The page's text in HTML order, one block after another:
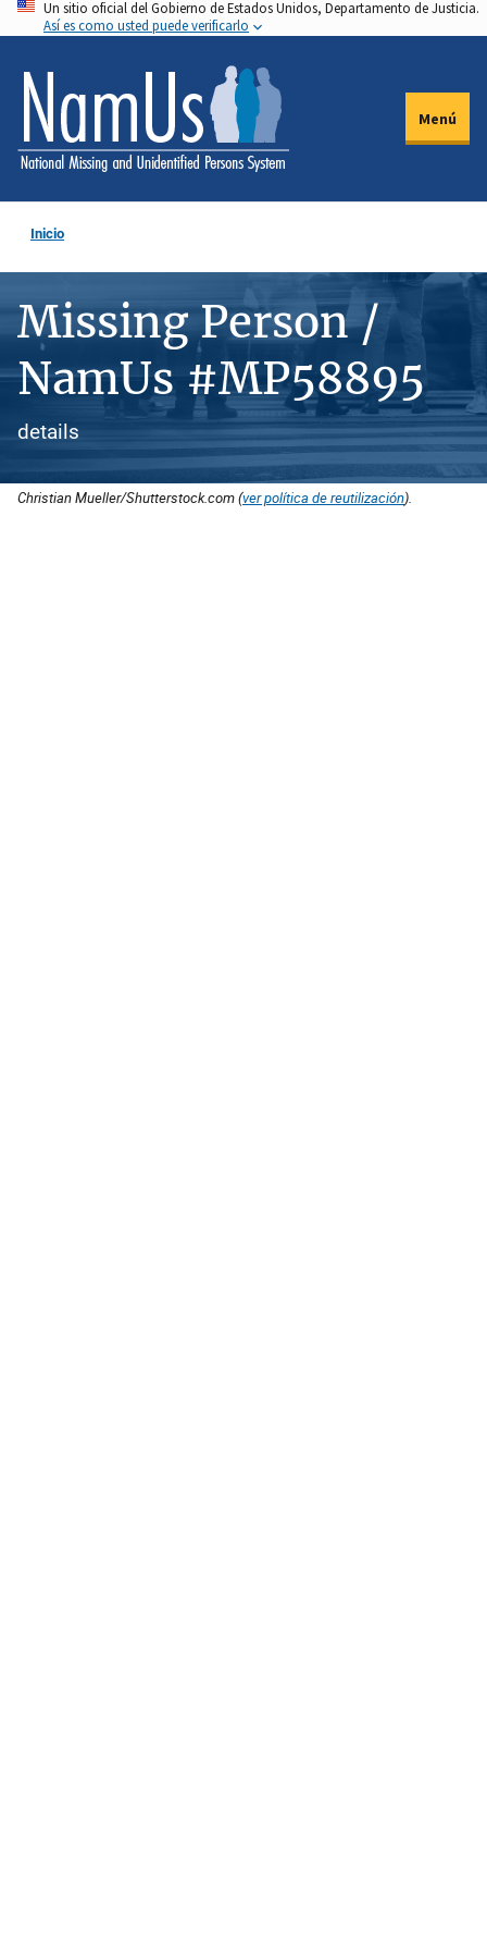
Pasar
al
contenido
principal
Un sitio oficial del Gobierno de Estados Unidos, Departamento de Justicia.
Así es como usted puede verificarlo
Menú
Inicio
Missing Person /
NamUs #MP58895
details
Christian Mueller/Shutterstock.com (ver política de reutilización).